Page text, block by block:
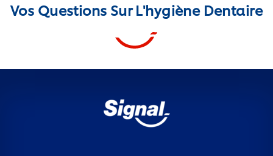
Vos Questions Sur L'hygiène Dentaire